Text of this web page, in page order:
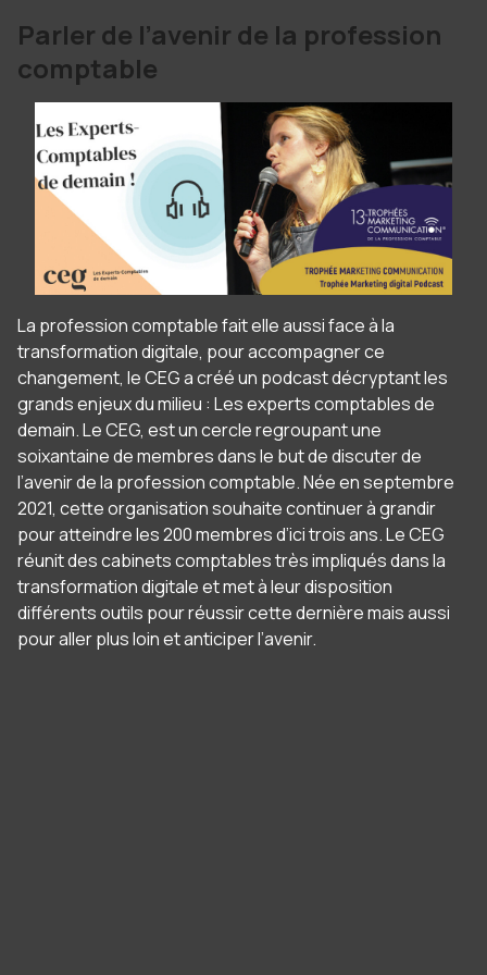
Parler de l’avenir de la profession
comptable
La profession comptable fait elle aussi face à la
transformation digitale, pour accompagner ce
changement, le CEG a créé un podcast décryptant les
grands enjeux du milieu : Les experts comptables de
demain. Le CEG, est un cercle regroupant une
soixantaine de membres dans le but de discuter de
l’avenir de la profession comptable. Née en septembre
2021, cette organisation souhaite continuer à grandir
pour atteindre les 200 membres d’ici trois ans. Le CEG
réunit des cabinets comptables très impliqués dans la
transformation digitale et met à leur disposition
différents outils pour réussir cette dernière mais aussi
pour aller plus loin et anticiper l’avenir.